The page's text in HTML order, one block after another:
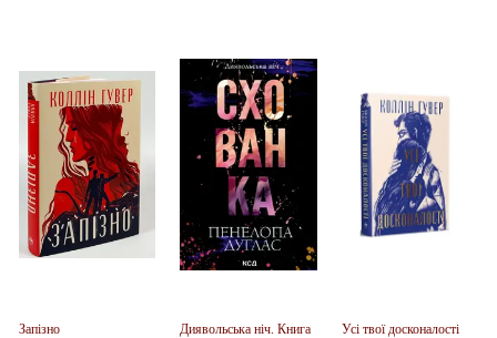
Запізно
Диявольська ніч. Книга
Усі твої досконалості